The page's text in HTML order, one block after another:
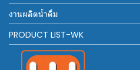
งานผลิตน้ำดื่ม
PRODUCT LIST-WK